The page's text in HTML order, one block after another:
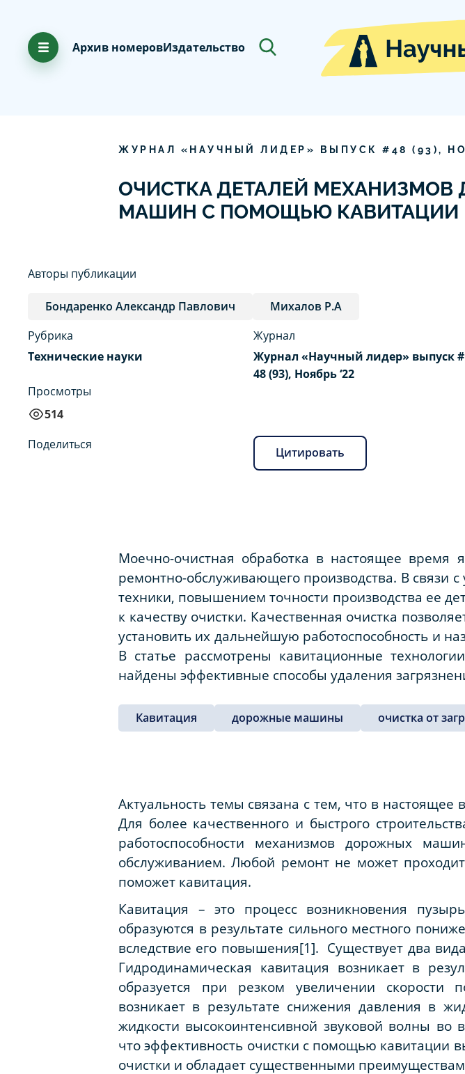
Архив номеровИздательство
ЖУРНАЛ «НАУЧНЫЙ ЛИДЕР» ВЫПУСК # 48 ( 93 ),
ОЧИСТКА ДЕТАЛЕЙ
МАШИН С ПОМОЩЬЮ КАВИТАЦИИ
Авторы публикации
Бондаренко Александр Павлович
Михалов Р.А
Рубрика
Технические науки
Просмотры
514
Журнал
Журнал «Научный лидер» выпуск #
48 (93), Ноябрь ‘22
Поделиться
Цитировать
Моечно-очистная обработка в настоящее время
ремонтно-обслуживающего производства. В связи
техники, повышением точности производства ее
к качеству очистки. Качественная очистка
установить их дальнейшую работоспособность и
В статье рассмотрены кавитационные
найдены эффективные способы удаления
Кавитация дорожные машины очистка от
Актуальность темы связана с тем, что в настоящее
Для более качественного и быстрого
работоспособности механизмов дорожных
обслуживанием. Любой ремонт не может
поможет кавитация.
Кавитация – это процесс возникновения
образуются в результате сильного местного
вследствие его повышения[1]. Существует два
Гидродинамическая кавитация возникает в
образуется при резком увеличении скорости
возникает в результате снижения давления в
жидкости высокоинтенсивной звуковой волны
что эффективность очистки с помощью кавитации
очистки и обладает существенными